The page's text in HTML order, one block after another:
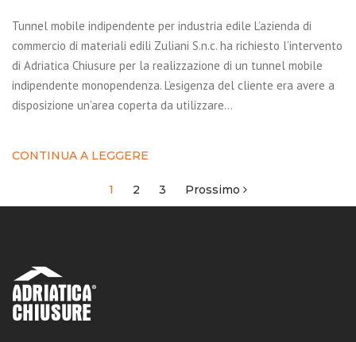
Tunnel mobile indipendente per industria edile L’azienda di
commercio di materiali edili Zuliani S.n.c. ha richiesto l’intervento
di Adriatica Chiusure per la realizzazione di un tunnel mobile
indipendente monopendenza. L’esigenza del cliente era avere a
disposizione un’area coperta da utilizzare…
CONTINUA A LEGGERE
Navigazione1 2 3 Prossimo